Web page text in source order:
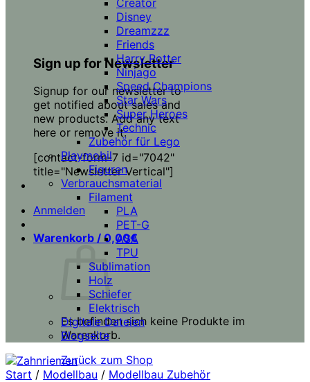
Sign up for Newsletter
Signup for our newsletter to
get notified about sales and
new products. Add any text
here or remove it.
[contact-form-7 id="7042"
title="Newsletter Vertical"]
Anmelden
Warenkorb / 0,00€
Es befinden sich keine Produkte im
Warenkorb.
Zurück zum Shop
Creator
Disney
Dreamzzz
Friends
Harry Potter
Ninjago
Speed Champions
Star Wars
Super Heroes
Technic
Zubehör für Lego
Playmobil
Figuren
Verbrauchsmaterial
Filament
PLA
PET-G
ASA
TPU
Sublimation
Holz
Schiefer
Elektrisch
Digitale Dateien
Blogseite
Start / Modellbau / Modellbau Zubehör